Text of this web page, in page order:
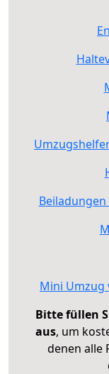
Mini Umzug
Bitte füllen
aus, um
denen alle